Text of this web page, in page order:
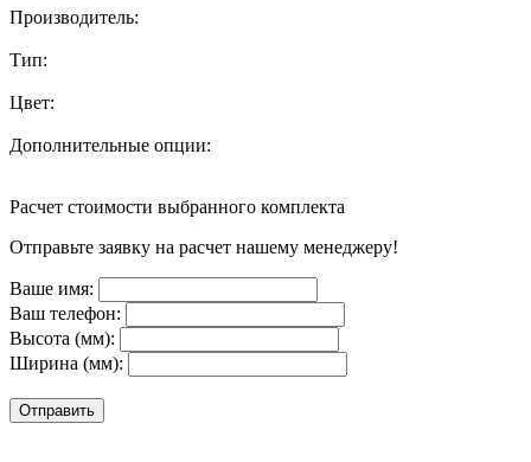
Производитель:
Тип:
Цвет:
Дополнительные опции:
Расчет стоимости выбранного комплекта
Отправьте заявку на расчет нашему менеджеру!
Ваше имя:
Ваш телефон:
Высота (мм):
Ширина (мм):